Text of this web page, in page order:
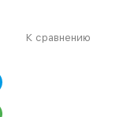
К сравнению